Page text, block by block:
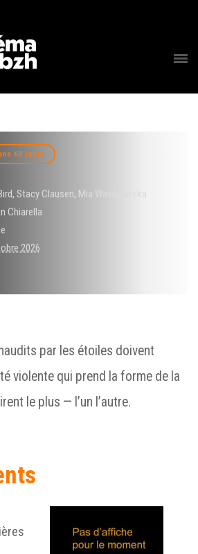
60 jours
Stacy Clausen, Mia Wasikowska
Chiarella
2026
par les étoiles doivent
violente qui prend la forme de la
le plus — l’un l’autre.